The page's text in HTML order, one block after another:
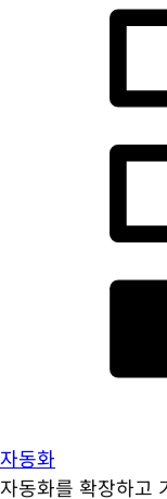
자동화
자동화를 확장하고